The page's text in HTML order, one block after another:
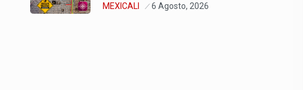
MEXICALI 6 Agosto, 2026